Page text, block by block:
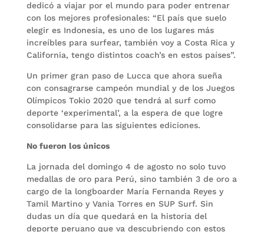
dedicó a viajar por el mundo para poder entrenar
con los mejores profesionales: “El país que suelo
elegir es Indonesia, es uno de los lugares más
increíbles para surfear, también voy a Costa Rica y
California, tengo distintos coach’s en estos países”.
Un primer gran paso de Lucca que ahora sueña
con consagrarse campeón mundial y de los Juegos
Olímpicos Tokio 2020 que tendrá al surf como
deporte ‘experimental’, a la espera de que logre
consolidarse para las siguientes ediciones.
No fueron los únicos
La jornada del domingo 4 de agosto no solo tuvo
medallas de oro para Perú, sino también 3 de oro a
cargo de la longboarder María Fernanda Reyes y
Tamil Martino y Vania Torres en SUP Surf. Sin
dudas un día que quedará en la historia del
deporte peruano que va descubriendo con estos